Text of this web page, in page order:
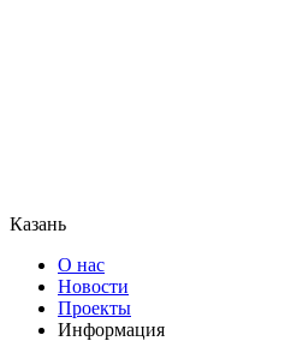
Казань
О нас
Новости
Проекты
Информация